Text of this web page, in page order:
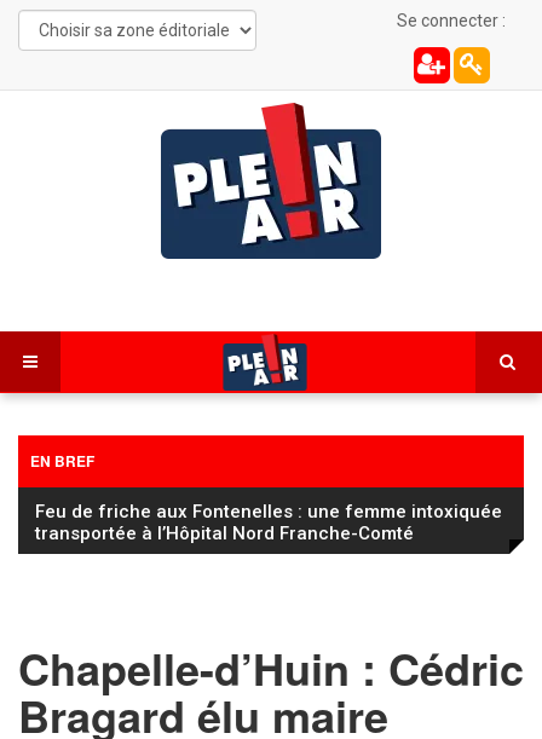
Se connecter :
EN BREF
FC Sochaux Montbéliard : Vincent Hognon lucide
avant d’affronter un Saint‑Étienne « taillé pour la
Chapelle-d’Huin : Cédric
Bragard élu maire